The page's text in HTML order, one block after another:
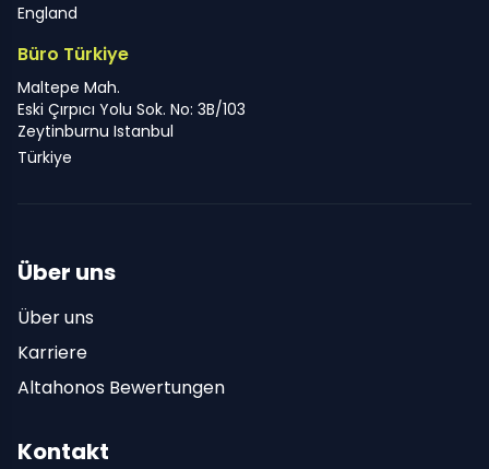
England
Büro Türkiye
Maltepe Mah.
Eski Çırpıcı Yolu Sok. No: 3B/103
Zeytinburnu Istanbul
Türkiye
Über uns
Über uns
Karriere
Altahonos Bewertungen
Kontakt